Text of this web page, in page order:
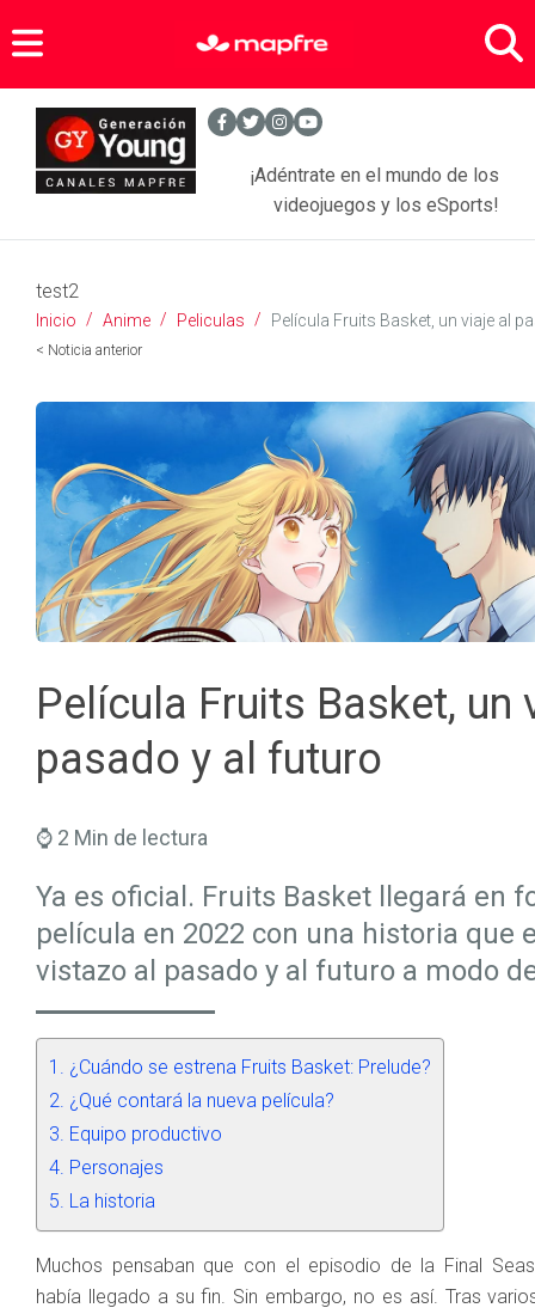
- Entrevistas Gamers
- Equipamiento Gaming
Agenda Sports
Noticias Videojuegos
- Juegos
- Series
Tecnología
- Móviles y tabletas
Asegura tus objetos personales
Seguros Motor
Seguros Salud
Seguros Viajes
Motor
Hogar
Salud
Planes de Futuro
SERVICIOS
Trabaja en Mapfre
¡Adéntrate en el mundo de los
videojuegos y los eSports!
test2
Inicio Anime Peliculas Película Fruits Basket, un viaje al
< Noticia anterior
Película Fruits Basket, un
pasado y al futuro
⌚ 2 Min de lectura
Ya es oficial. Fruits Basket llegará en
película en 2022 con una historia que
vistazo al pasado y al futuro a modo
¿Cuándo se estrena Fruits Basket: Prelude?
¿Qué contará la nueva película?
Equipo productivo
Personajes
La historia
Muchos pensaban que con el episodio de la Final
había llegado a su fin. Sin embargo, no es así. Tras